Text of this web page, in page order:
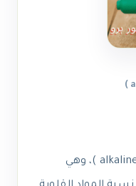
هي شمعة القلوية ( الألكالين – alkaline )، وهي